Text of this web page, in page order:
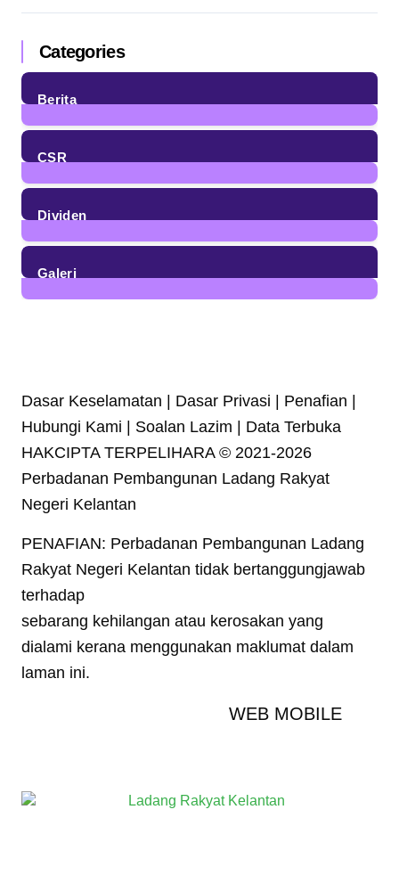
Categories
Berita
85Posts
CSR
4Posts
Dividen
23Posts
Galeri
Dasar Keselamatan | Dasar Privasi | Penafian |
Hubungi Kami | Soalan Lazim | Data Terbuka
HAKCIPTA TERPELIHARA © 2021-2026
Perbadanan Pembangunan Ladang Rakyat
Negeri Kelantan
PENAFIAN: Perbadanan Pembangunan Ladang
Rakyat Negeri Kelantan tidak bertanggungjawab
terhadap
sebarang kehilangan atau kerosakan yang
dialami kerana menggunakan maklumat dalam
laman ini.
WEB MOBILE